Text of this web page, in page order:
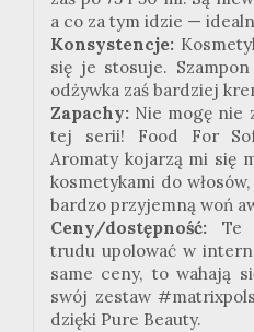
a co za tym idzie —
Konsystencje:
się je stosuje.
odżywka zaś bardziej
Zapachy: Nie mogę nie
tej serii! Food For
Aromaty kojarzą mi się
kosmetykami do
bardzo przyjemną woń
Ceny/dostępność: Te
trudu upolować w
same ceny, to wahają
swój zestaw
dzięki Pure Beauty.